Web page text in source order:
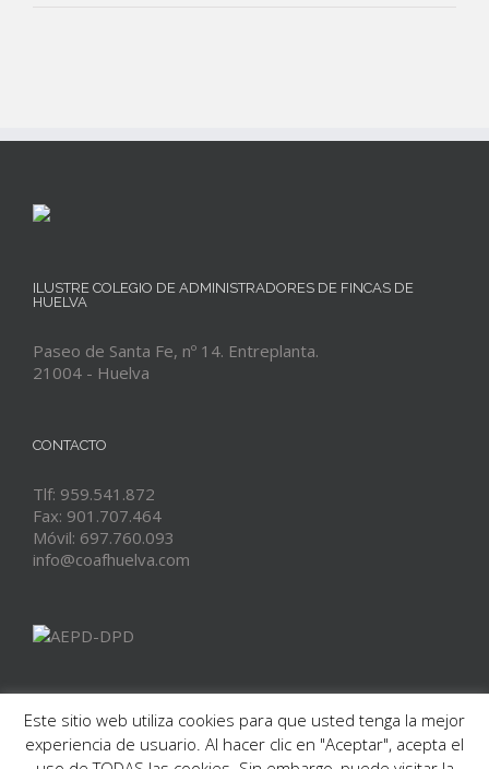
ILUSTRE COLEGIO DE ADMINISTRADORES DE FINCAS DE
HUELVA
Paseo de Santa Fe, nº 14. Entreplanta.
21004 - Huelva
CONTACTO
Tlf: 959.541.872
Fax: 901.707.464
Móvil: 697.760.093
info@coafhuelva.com
Este sitio web utiliza cookies para que usted tenga la mejor
experiencia de usuario. Al hacer clic en "Aceptar", acepta el